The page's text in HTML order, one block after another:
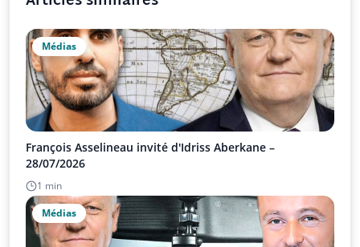
Médias
François Asselineau invité d'Idriss Aberkane –
28/07/2026
1 min
Médias